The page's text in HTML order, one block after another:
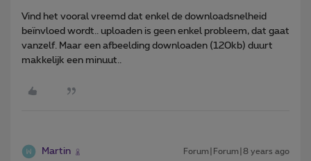
Vind het vooral vreemd dat enkel de downloadsnelheid
beïnvloed wordt.. uploaden is geen enkel probleem, dat gaat
vanzelf. Maar een afbeelding downloaden (120kb) duurt
makkelijk een minuut..
Martin Forum|Forum|8 years ago